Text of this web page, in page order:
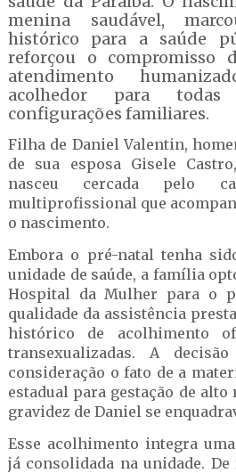
menina saudável,
histórico para a saúde
reforçou o compromisso
atendimento
acolhedor para
configurações familiares.
Filha de Daniel Valentin,
de sua esposa Gisele
nasceu cercada pelo
multiprofissional que
o nascimento.
Embora o pré-natal tenha
unidade de saúde, a família
Hospital da Mulher para o
qualidade da assistência
histórico de acolhimento
transexualizadas. A
consideração o fato de a
estadual para gestação de
gravidez de Daniel se
Esse acolhimento integra
já consolidada na unidade.